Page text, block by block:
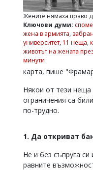
Главен
редактор:
Колев,
office@flagman.bg
Коментарите
въвеждат
редакцията
отговорност
Жените нямаха право
Ключови думи:
жена в армията,
университет, 11 неща,
животът на жената
минути
карта, пише
Някои от тези неща
ограничения са
по-трудно.
1. Да откриват
Не и без съпруга
равните